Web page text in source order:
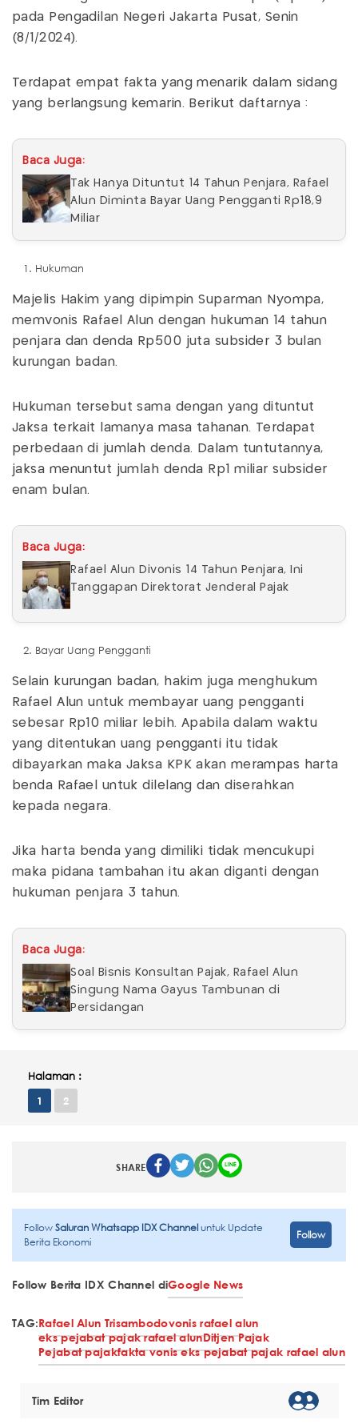
pada Pengadilan Negeri Jakarta Pusat, Senin
(8/1/2024).
Terdapat empat fakta yang menarik dalam sidang
yang berlangsung kemarin. Berikut daftarnya :
Baca Juga:
Tak Hanya Dituntut 14 Tahun Penjara, Rafael
Alun Diminta Bayar Uang Pengganti Rp18,9
Miliar
Hukuman
Majelis Hakim yang dipimpin Suparman Nyompa,
memvonis Rafael Alun dengan hukuman 14 tahun
penjara dan denda Rp500 juta subsider 3 bulan
kurungan badan.
Hukuman tersebut sama dengan yang dituntut
Jaksa terkait lamanya masa tahanan. Terdapat
perbedaan di jumlah denda. Dalam tuntutannya,
jaksa menuntut jumlah denda Rp1 miliar subsider
enam bulan.
Baca Juga:
Rafael Alun Divonis 14 Tahun Penjara, Ini
Tanggapan Direktorat Jenderal Pajak
Bayar Uang Pengganti
Selain kurungan badan, hakim juga menghukum
Rafael Alun untuk membayar uang pengganti
sebesar Rp10 miliar lebih. Apabila dalam waktu
yang ditentukan uang pengganti itu tidak
dibayarkan maka Jaksa KPK akan merampas harta
benda Rafael untuk dilelang dan diserahkan
kepada negara.
Jika harta benda yang dimiliki tidak mencukupi
maka pidana tambahan itu akan diganti dengan
hukuman penjara 3 tahun.
Baca Juga:
Soal Bisnis Konsultan Pajak, Rafael Alun
Singung Nama Gayus Tambunan di
Persidangan
Halaman :
1 2
SHARE
FollowSaluran Whatsapp IDX Channeluntuk Update
Berita Ekonomi
Follow
Follow Berita IDX Channel diGoogle News
TAG:Rafael Alun Trisambodovonis rafael alun
eks pejabat pajak rafael alunDitjen Pajak
Pejabat pajakfakta vonis eks pejabat pajak rafael alun
Tim Editor